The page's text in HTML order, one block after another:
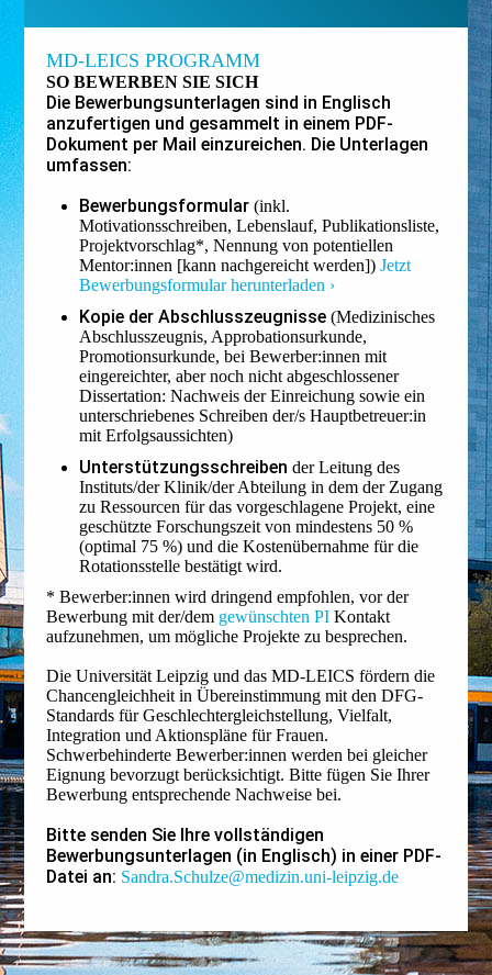
MD-LEICS PROGRAMM
SO BEWERBEN SIE SICH
Die Bewerbungsunterlagen sind in Englisch
anzufertigen und gesammelt in einem PDF-
Dokument per Mail einzureichen. Die Unterlagen
umfassen:
Bewerbungsformular (inkl.
Motivationsschreiben, Lebenslauf, Publikationsliste,
Projektvorschlag*, Nennung von potentiellen
Mentor:innen [kann nachgereicht werden]) Jetzt
Bewerbungsformular herunterladen ›
Kopie der Abschlusszeugnisse (Medizinisches
Abschlusszeugnis, Approbationsurkunde,
Promotionsurkunde, bei Bewerber:innen mit
eingereichter, aber noch nicht abgeschlossener
Dissertation: Nachweis der Einreichung sowie ein
unterschriebenes Schreiben der/s Hauptbetreuer:in
mit Erfolgsaussichten)
Unterstützungsschreiben der Leitung des
Instituts/der Klinik/der Abteilung in dem der Zugang
zu Ressourcen für das vorgeschlagene Projekt, eine
geschützte Forschungszeit von mindestens 50 %
(optimal 75 %) und die Kostenübernahme für die
Rotationsstelle bestätigt wird.
* Bewerber:innen wird dringend empfohlen, vor der
Bewerbung mit der/dem gewünschten PI Kontakt
aufzunehmen, um mögliche Projekte zu besprechen.
Die Universität Leipzig und das MD-LEICS fördern die
Chancengleichheit in Übereinstimmung mit den DFG-
Standards für Geschlechtergleichstellung, Vielfalt,
Integration und Aktionspläne für Frauen.
Schwerbehinderte Bewerber:innen werden bei gleicher
Eignung bevorzugt berücksichtigt. Bitte fügen Sie Ihrer
Bewerbung entsprechende Nachweise bei.
Bitte senden Sie Ihre vollständigen
Bewerbungsunterlagen (in Englisch) in einer PDF-
Datei an: Sandra.Schulze@medizin.uni-leipzig.de